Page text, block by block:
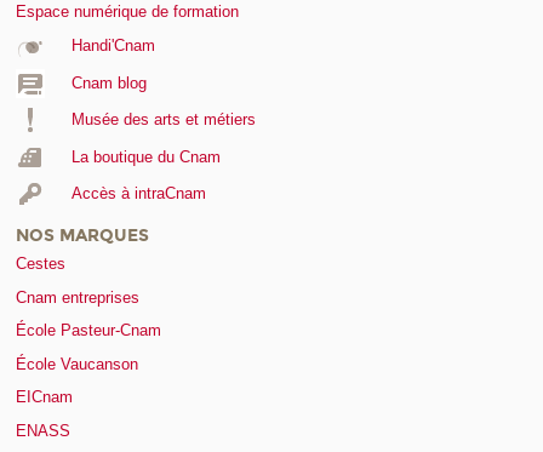
Espace numérique de formation
Handi'Cnam
Cnam blog
Musée des arts et métiers
La boutique du Cnam
Accès à intraCnam
NOS MARQUES
Cestes
Cnam entreprises
École Pasteur-Cnam
École Vaucanson
EICnam
ENASS